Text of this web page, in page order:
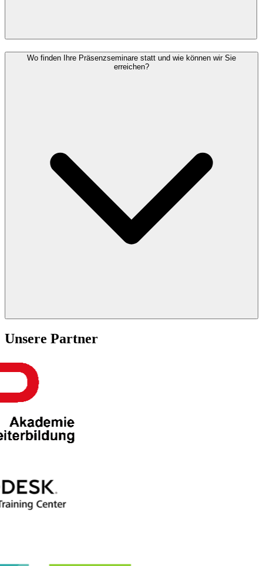
Wo finden Ihre Präsenzseminare statt und wie können wir Sie
erreichen?
Unsere Partner